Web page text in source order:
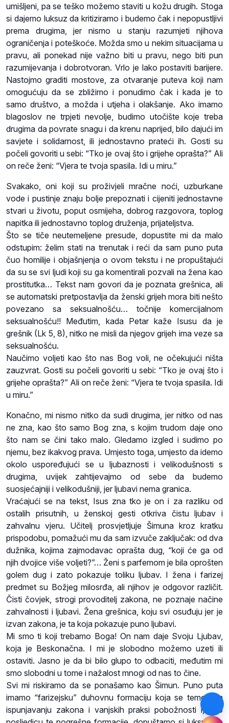
umišljeni, pa se teško možemo staviti u kožu drugih. Stoga
si dajemo luksuz da kritiziramo i budemo čak i nepopustljivi
prema drugima, jer nismo u stanju razumjeti njihova
ograničenja i poteškoće. Možda smo u nekim situacijama u
pravu, ali ponekad nije važno biti u pravu, nego biti pun
razumijevanja i dobrotvoran. Vrlo je lako postaviti barijere.
Nastojmo graditi mostove, za otvaranje puteva koji nam
omogućuju da se zbližimo i ponudimo čak i kada je to
samo društvo, a možda i utjeha i olakšanje. Ako imamo
blagoslov ne trpjeti nevolje, budimo utočište koje treba
drugima da povrate snagu i da krenu naprijed, bilo dajući im
savjete i solidarnost, ili jednostavno prateći ih. Gosti su
počeli govoriti u sebi: “Tko je ovaj što i grijehe oprašta?” Ali
on reče ženi: “Vjera te tvoja spasila. Idi u miru.”
Svakako, oni koji su proživjeli mračne noći, uzburkane
vode i pustinje znaju bolje prepoznati i cijeniti jednostavne
stvari u životu, poput osmijeha, dobrog razgovora, toplog
napitka ili jednostavno toplog druženja, prijateljstva.
Što se tiče neutemeljene presude, dopustite mi da malo
odstupim: želim stati na trenutak i reći da sam puno puta
čuo homilije i objašnjenja o ovom tekstu i ne propuštajući
da su se svi ljudi koji su ga komentirali pozvali na žena kao
prostitutka… Tekst nam govori da je poznata grešnica, ali
se automatski pretpostavlja da ženski grijeh mora biti nešto
povezano sa seksualnošću… točnije komercijalnom
seksualnošću!! Međutim, kada Petar kaže Isusu da je
grešnik (Lk 5, 8), nitko ne misli da njegov grijeh ima veze sa
seksualnošću.
Naučimo voljeti kao što nas Bog voli, ne očekujući ništa
zauzvrat. Gosti su počeli govoriti u sebi: “Tko je ovaj što i
grijehe oprašta?” Ali on reče ženi: “Vjera te tvoja spasila. Idi
u miru.”
Konačno, mi nismo nitko da sudi drugima, jer nitko od nas
ne zna, kao što samo Bog zna, s kojim trudom daje ono
što nam se čini tako malo. Gledamo izgled i sudimo po
njemu, bez ikakvog prava. Umjesto toga, umjesto da idemo
okolo uspoređujući se u ljubaznosti i velikodušnosti s
drugima, uvijek zahtijevajmo od sebe da budemo
suosjećajniji i velikodušniji, jer ljubavi nema granica.
Vraćajući se na tekst, Isus zna tko je on i za razliku od
ostalih prisutnih, u ženskoj gesti otkriva čistu ljubav i
zahvalnu vjeru. Učitelj prosvjetljuje Šimuna kroz kratku
prispodobu, pomažući mu da sam izvuče zaključak: od dva
dužnika, kojima zajmodavac oprašta dug, “koji će ga od
njih dvojice više voljeti?”… Ženi s parfemom je bila oprošten
golem dug i zato pokazuje toliku ljubav. I žena i farizej
predmet su Božjeg milosrđa, ali njihov je odgovor različit.
Čisti čovjek, strogi provoditelj zakona, ne poznaje načine
zahvalnosti i ljubavi. Žena grešnica, koju svi osuđuju jer je
izvan zakona, je ta koja pokazuje puno ljubavi.
Mi smo ti koji trebamo Boga! On nam daje Svoju Ljubav,
koja je Beskonačna. I mi je slobodno možemo uzeti ili
ostaviti. Jasno je da bi bilo glupo to odbaciti, međutim mi
smo slobodni u tome i nažalost mnogi od nas to čine.
Svi mi riskiramo da se ponašamo kao Šimun. Puno puta
imamo “farizejsku” duhovnu formaciju koja se temelji na
ispunjavanju zakona i vanjskih praksi pobožnosti i, kao